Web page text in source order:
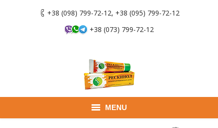
+38 (098) 799-72-12, +38 (095) 799-72-12
+38 (073) 799-72-12
MENU